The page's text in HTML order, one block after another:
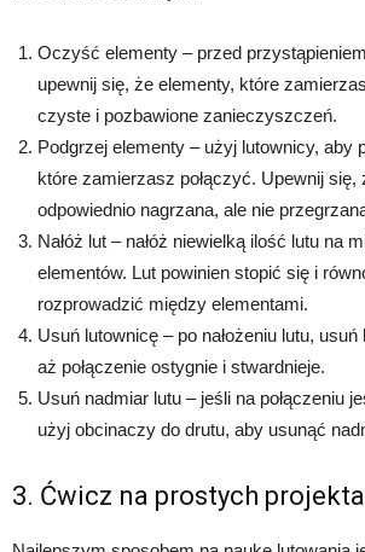
Oczyść elementy – przed
upewnij się, że elementy, które
czyste i pozbawione zanieczyszczeń.
Podgrzej elementy – użyj lutownicy, aby
które zamierzasz połączyć. Upewnij się,
odpowiednio nagrzana, ale nie
Nałóż lut – nałóż niewielką ilość lutu na
elementów. Lut powinien stopić się i
rozprowadzić między elementami.
Usuń lutownicę – po nałożeniu lutu,
aż połączenie ostygnie i stwardnieje.
Usuń nadmiar lutu – jeśli na połączeniu
użyj obcinaczy do drutu, aby usunąć
3. Ćwicz na prostych